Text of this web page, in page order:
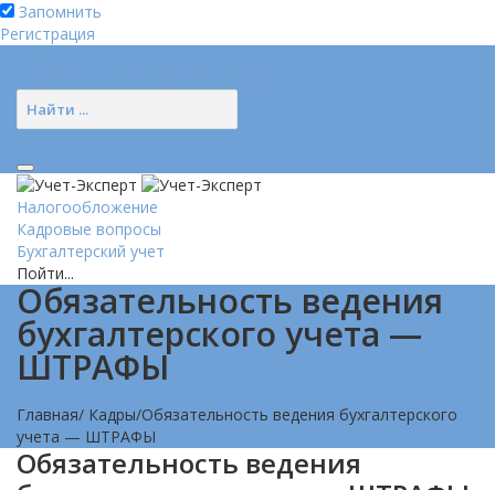
Запомнить
Регистрация
Налогообложение
Кадровые вопросы
Бухгалтерский учет
Пойти...
Обязательность ведения
бухгалтерского учета —
ШТРАФЫ
Главная/ Кадры/Обязательность ведения бухгалтерского
учета — ШТРАФЫ
Обязательность ведения